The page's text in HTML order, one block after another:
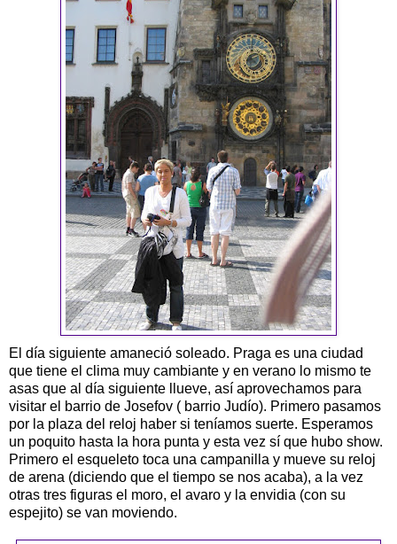
El día siguiente amaneció soleado. Praga es una ciudad
que tiene el clima muy cambiante y en verano lo mismo te
asas que al día siguiente llueve, así aprovechamos para
visitar el barrio de Josefov ( barrio Judío). Primero pasamos
por la plaza del reloj haber si teníamos suerte. Esperamos
un poquito hasta la hora punta y esta vez sí que hubo show.
Primero el esqueleto toca una campanilla y mueve su reloj
de arena (diciendo que el tiempo se nos acaba), a la vez
otras tres figuras el moro, el avaro y la envidia (con su
espejito) se van moviendo.